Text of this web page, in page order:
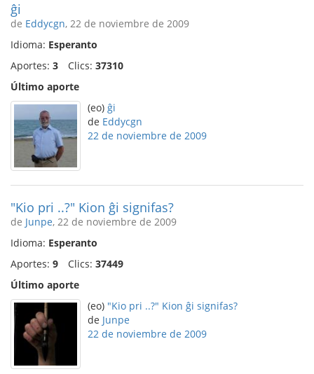
ĝi
de Eddycgn, 22 de noviembre de 2009
Idioma: Esperanto
Aportes: 3 Clics: 37310
Último aporte
(eo) ĝi
de Eddycgn
22 de noviembre de 2009
"Kio pri ..?" Kion ĝi signifas?
de Junpe, 22 de noviembre de 2009
Idioma: Esperanto
Aportes: 9 Clics: 37449
Último aporte
(eo) "Kio pri ..?" Kion ĝi signifas?
de Junpe
22 de noviembre de 2009